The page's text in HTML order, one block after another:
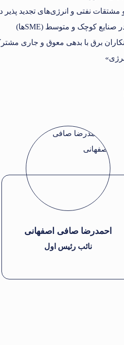
احمدرضا صافی اصفهانی
نائب رئیس اول